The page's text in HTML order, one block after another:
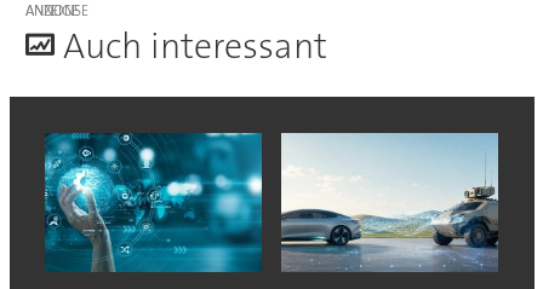
ANZEIGE
Auch interessant